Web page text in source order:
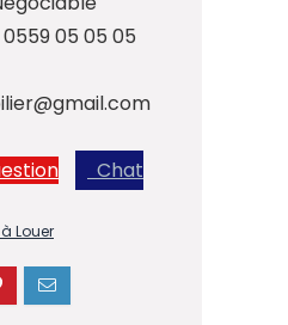
0559 05 05 05
Chat
Louer